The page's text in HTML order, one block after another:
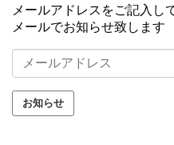
メールアドレスをご記入し
メールでお知らせ致します
ー
ル
ア